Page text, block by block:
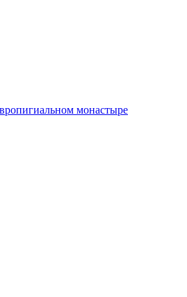
монастыре